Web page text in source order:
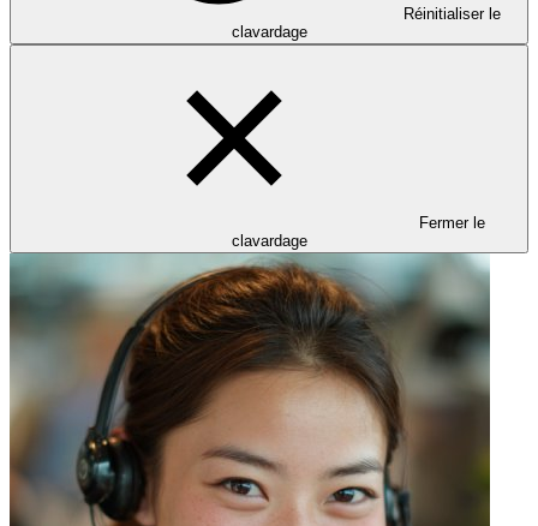
Réinitialiser le
clavardage
Fermer le
clavardage